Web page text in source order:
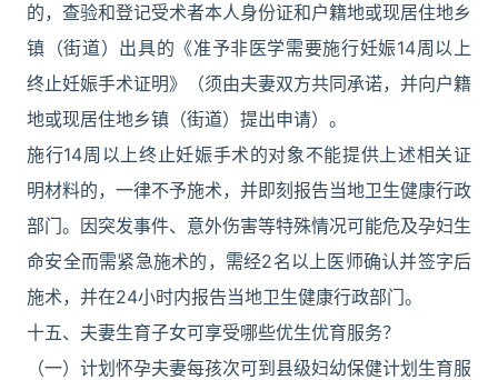
的，查验和登记受术者本人身份证和户籍地或现居住地乡
镇（街道）出具的《准予非医学需要施行妊娠14周以上
终止妊娠手术证明》（须由夫妻双方共同承诺，并向户籍
地或现居住地乡镇（街道）提出申请）。
施行14周以上终止妊娠手术的对象不能提供上述相关证
明材料的，一律不予施术，并即刻报告当地卫生健康行政
部门。因突发事件、意外伤害等特殊情况可能危及孕妇生
命安全而需紧急施术的，需经2名以上医师确认并签字后
施术，并在24小时内报告当地卫生健康行政部门。
十五、夫妻生育子女可享受哪些优生优育服务？
（一）计划怀孕夫妻每孩次可到县级妇幼保健计划生育服